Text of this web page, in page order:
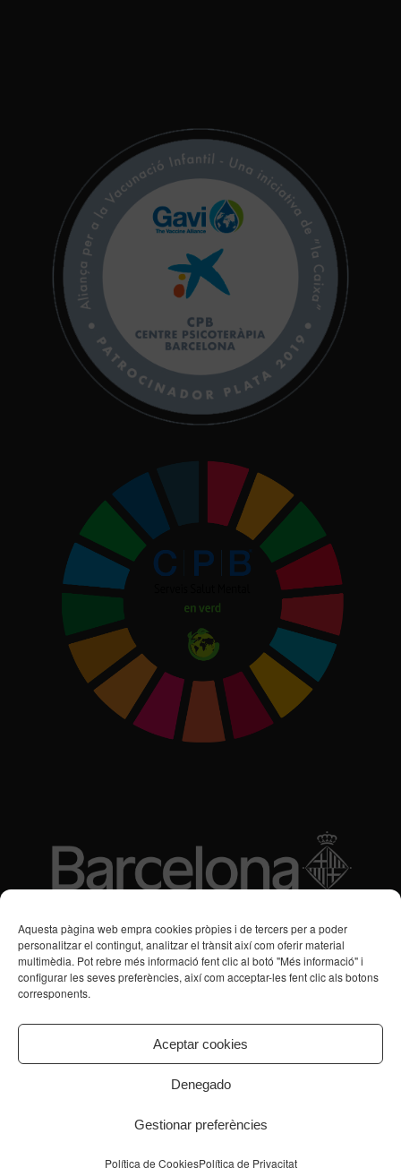
Aquesta pàgina web empra cookies pròpies i de tercers per a poder
personalitzar el contingut, analitzar el trànsit així com oferir material
multimèdia. Pot rebre més informació fent clic al botó "Més informació" i
configurar les seves preferències, així com acceptar-les fent clic als botons
corresponents.
Aceptar cookies
Denegado
Gestionar preferències
Política de CookiesPolítica de Privacitat
Subvencions des de 2016
Programa de Vacances/Suport Respir Familiar
Transtorns de Salut Mental
Equip directiu Assistència Aliances Recerca